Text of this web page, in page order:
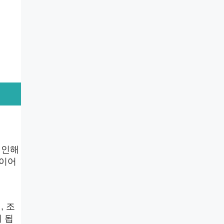
해
어
조
됩